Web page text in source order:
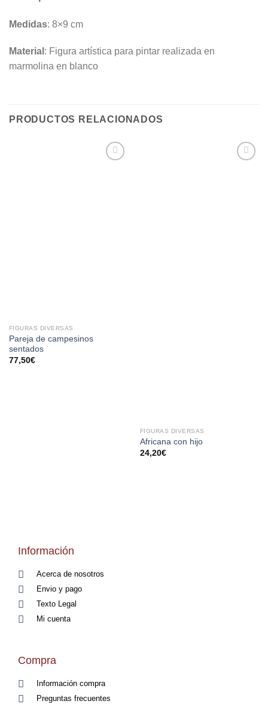
Medidas: 8×9 cm
Material : Figura artística para pintar realizada en
marmolina en blanco
PRODUCTOS RELACIONADOS
FIGURAS DIVERSAS
Pareja de campesinos
sentados
77,50€
FIGURAS DIVERSAS
Africana con hijo
24,20€
Información
Acerca de nosotros
Envio y pago
Texto Legal
Mi cuenta
Compra
Información compra
Preguntas frecuentes